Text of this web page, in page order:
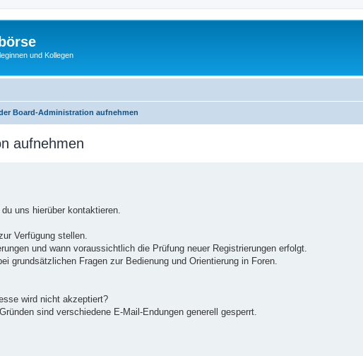
und Kollegen
Board-Administration aufnehmen
aufnehmen
uns hierüber kontaktieren.
Verfügung stellen.
und wann voraussichtlich die Prüfung neuer Registrierungen erfolgt.
grundsätzlichen Fragen zur Bedienung und Orientierung in Foren.
wird nicht akzeptiert?
sind verschiedene E-Mail-Endungen generell gesperrt.